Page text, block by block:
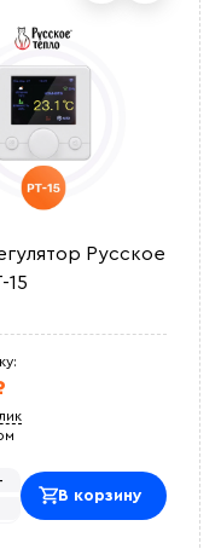
Русское
15
В корзину